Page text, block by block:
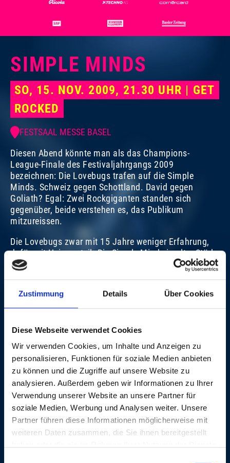
Zustimmung Details Über Cookies
Diese Webseite verwendet Cookies
Wir verwenden Cookies, um Inhalte und Anzeigen zu
personalisieren, Funktionen für soziale Medien anbieten
zu können und die Zugriffe auf unsere Website zu
analysieren. Außerdem geben wir Informationen zu Ihrer
Verwendung unserer Website an unsere Partner für
soziale Medien, Werbung und Analysen weiter. Unsere
Partner führen diese Informationen möglicherweise mit
weiteren Daten zusammen, die Sie ihnen bereitgestellt
SIMPLE MINDS
SO, 15. NOV. 2009, 21.30 UHR | GET
ROCKED
FESTSAAL MESSE BASEL
Diesen Abend könnte man als das Champions-
League-Finale des Festivaljahrgangs 2009
bezeichnen: Die Lovebugs trafen auf die Simple
Minds. Schweiz gegen Schottland. David gegen
Goliath? Egal: Zwei Rockgiganten standen sich
gegenüber, beide verstehen es, das Publikum
mitzureissen.
Die Lovebugs zwar mit 15 Jahre weniger Erfahrung,
dafür mit Heimvorteil. Die Simple Minds in alter Stärke
mit ihren Eisbrecher-Hits wie «Alive And Kicking»,
«Belfast Child» oder «Don’t You (Forget About Me)».
Und beide Formationen mit jeweils einem neuen
Album im Gepäck. Die Schlacht konnte beginnen!
Moment mal: Bei einem Rock-Gipfel spielt man ja
Zeno van Essel
FOTOGALERIE
SIMPLE MINDS
SO, 15. NOV. 2009, 21.30 UHR | GET ROCKED